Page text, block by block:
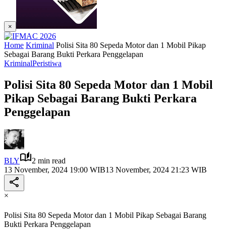
×
Home Kriminal Polisi Sita 80 Sepeda Motor dan 1 Mobil Pikap
Sebagai Barang Bukti Perkara Penggelapan
KriminalPeristiwa
Polisi Sita 80 Sepeda Motor dan 1 Mobil
Pikap Sebagai Barang Bukti Perkara
Penggelapan
BLY
2 min read
13 November, 2024 19:00 WIB13 November, 2024 21:23 WIB
×
Polisi Sita 80 Sepeda Motor dan 1 Mobil Pikap Sebagai Barang
Bukti Perkara Penggelapan